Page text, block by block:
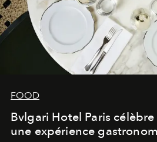
FOOD
Bvlgari Hotel Paris
une expérience